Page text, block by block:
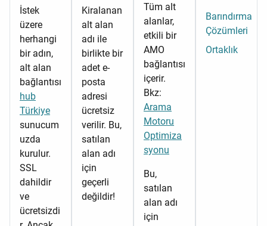
İstek
üzere
herhangi
bir adın,
alt alan
bağlantısı
hub
Türkiye
sunucum
uzda
kurulur.
SSL
dahildir
ve
ücretsizdi
Kiralanan
alt alan
adı ile
birlikte bir
adet e-
posta
adresi
ücretsiz
verilir. Bu,
satılan
alan adı
için
geçerli
değildir!
Tüm alt
alanlar,
etkili bir
AMO
bağlantısı
içerir.
Bkz:
Arama
Motoru
Optimiza
syonu
Bu,
satılan
alan adı
için
Barındırma
Çözümleri
Ortaklık